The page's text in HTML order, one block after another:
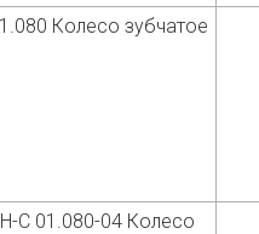
Колесо зубчатое
С 01.080-04 Колесо